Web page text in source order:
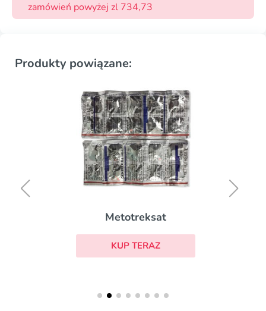
zamówień powyżej zl 734,73
Produkty powiązane:
Metotreksat
KUP TERAZ